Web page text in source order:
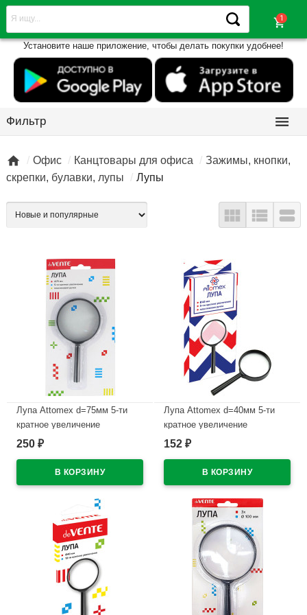
shopping_cart
Установите наше приложение, чтобы делать покупки удобнее!
Фильтр 
 Офис Канцтовары для офиса
Зажимы, кнопки,
скрепки, булавки, лупы
Лупы
  
Лупа Attomex d=75мм 5-ти
кратное увеличение
арт.4080701 (Ст.10)
250 ₽
Лупа Attomex d=40мм 5-ти
кратное увеличение
арт.4080700 (Ст.10)
152 ₽